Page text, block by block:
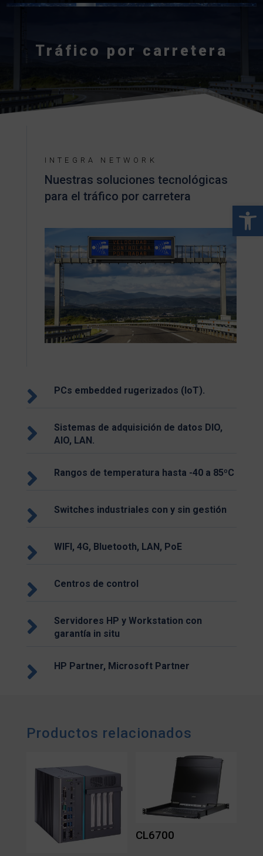
Abrir
Tráfico por carretera
INTEGRA NETWORK
Nuestras soluciones tecnológicas
para el tráfico por carretera
 PCs embedded rugerizados (IoT).

Sistemas de adquisición de datos DIO,
AIO, LAN.
 Rangos de temperatura hasta -40 a 85ºC
 Switches industriales con y sin gestión
 WIFI, 4G, Bluetooth, LAN, PoE
 Centros de control

Servidores HP y Workstation con
garantía in situ
 HP Partner, Microsoft Partner
Productos relacionados
CL6700